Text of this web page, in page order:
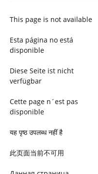
This page is not available
Esta página no está
disponible
Diese Seite ist nicht
verfügbar
Cette page n´est pas
disponible
यह पृष्ठ उपलब्ध नहीं है
此页面当前不可用